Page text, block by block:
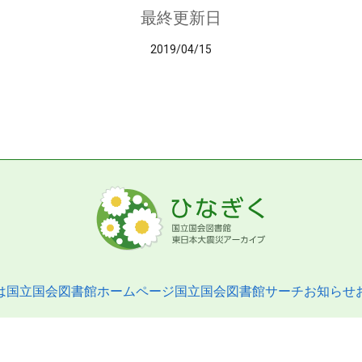
最終更新日
2019/04/15
国立国会図書館ホームページ国立国会図書館サーチお知らせ